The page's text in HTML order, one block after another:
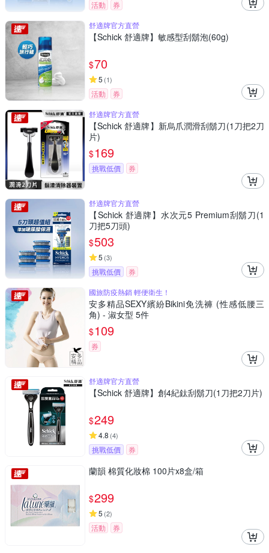
活動
券
舒適牌官方直營
【Schick 舒適牌】敏感型刮鬍泡(60g)
$70
5 (1)
活動
券
舒適牌官方直營
【Schick 舒適牌】新烏爪潤滑刮鬍刀(1刀把2刀
片)
$169
挑戰低價 券
舒適牌官方直營
【Schick 舒適牌】水次元5 Premium刮鬍刀(1
刀把5刀頭)
$503
5 (3)
挑戰低價
券
國旅防疫熱銷 輕便衛生！
安多精品SEXY繽紛Bikini免洗褲 (性感低腰三
角) - 淑女型 5件
$109
券
舒適牌官方直營
【Schick 舒適牌】創4紀鈦刮鬍刀(1刀把2刀片)
$249
4.8 (4)
挑戰低價 券
蘭韻 棉質化妝棉 100片x8盒/箱
$299
5 (2)
活動 券